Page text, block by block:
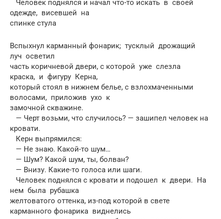
Человек поднялся и начал что-то искать в своей
одежде, висевшей на
спинке стула
Вспыхнул карманный фонарик; тусклый дрожащий
луч осветил
часть коричневой двери, с которой уже слезла
краска, и фигуру Керна,
который стоял в нижнем белье, с взлохмаченными
волосами, приложив ухо к
замочной скважине.
— Черт возьми, что случилось? — зашипел человек на
кровати.
Керн выпрямился:
— Не знаю. Какой-то шум…
— Шум? Какой шум, ты, болван?
— Внизу. Какие-то голоса или шаги.
Человек поднялся с кровати и подошел к двери. На
нем была рубашка
желтоватого оттенка, из-под которой в свете
карманного фонарика виднелись